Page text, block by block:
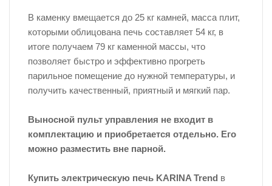
В каменку вмещается до 25 кг камней, масса плит,
которыми облицована печь составляет 54 кг, в
итоге получаем 79 кг каменной массы, что
позволяет быстро и эффективно прогреть
парильное помещение до нужной температуры, и
получить качественный, приятный и мягкий пар.
Выносной пульт управления не входит в
комплектацию и приобретается отдельно. Его
можно разместить вне парной.
Купить электрическую печь KARINA Trend в